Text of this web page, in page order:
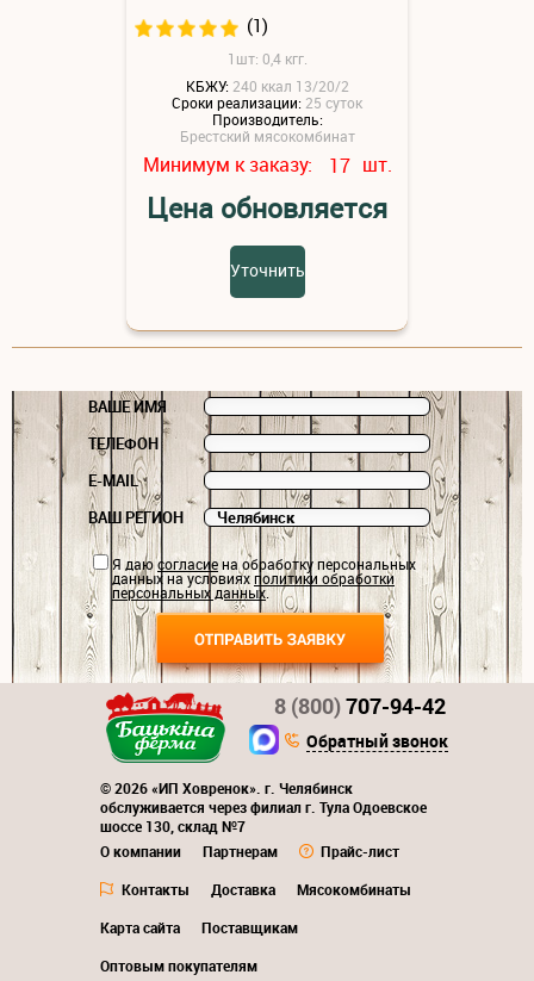
(1)
1шт: 0,4 кгг.
КБЖУ: 240 ккал 13/20/2
Сроки реализации: 25 суток
Производитель:
Брестский мясокомбинат
Минимум к заказу: 17 шт.
Цена обновляется
Уточнить
ВАШЕ ИМЯ
ТЕЛЕФОН
E-MAIL
ВАШ РЕГИОН
Я даюсогласиена обработку персональных
данных на условияхполитики обработки
персональных данных.
© 2026 «ИП Ховренок». г. Челябинск
обслуживается через филиал г. Тула Одоевское
шоссе 130, склад №7
О компании
Партнерам
Прайс-лист
Контакты
Доставка
Мясокомбинаты
Карта сайта
Поставщикам
Оптовым покупателям
8 (800)707-94-42
Обратный звонок